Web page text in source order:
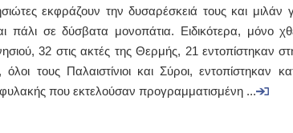
εκφράζουν την δυσαρέσκειά τους και μιλάν
πάλι σε δύσβατα μονοπάτια. Ειδικότερα, μόνο
32 στις ακτές της Θερμής, 21 εντοπίστηκαν
τους Παλαιστίνιοι και Σύροι, εντοπίστηκαν
που εκτελούσαν προγραμματισμένη ...